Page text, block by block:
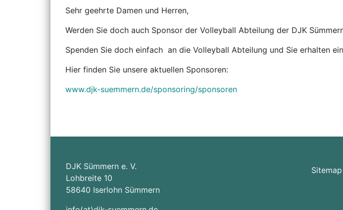
Sehr geehrte Damen und Herren,
Werden Sie doch auch Sponsor der Volleyball Abteilung der DJK
Spenden Sie doch einfach an die Volleyball Abteilung und Sie erhalten
Hier finden Sie unsere aktuellen Sponsoren:
www.djk-suemmern.de/sponsoring/sponsoren
DJK Sümmern e. V.
Lohbreite 10
58640 Iserlohn Sümmern
Sitemap